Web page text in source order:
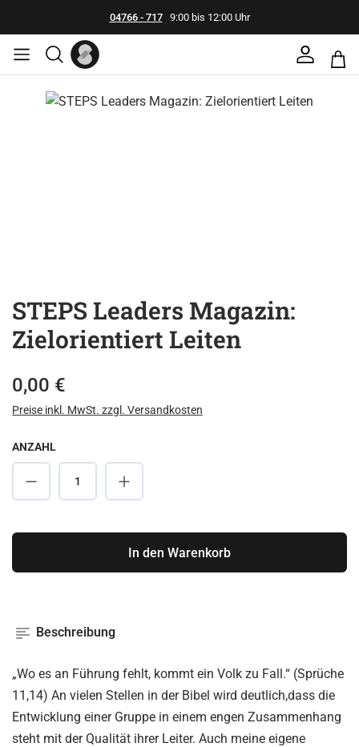
04766 - 7179:00 bis 12:00 Uhr
Bildergalerie überspringen
STEPS Leaders Magazin:
Zielorientiert Leiten
Regulärer Preis:
0,00 €
Preise inkl. MwSt. zzgl. Versandkosten
ANZAHL
Produkt Anzahl: Gib den gewünschten
In den Warenkorb
Beschreibung
„Wo es an Führung fehlt, kommt ein Volk zu Fall.“ (Sprüche
11,14) An vielen Stellen in der Bibel wird deutlich,dass die
Entwicklung einer Gruppe in einem engen Zusammenhang
steht mit der Qualität ihrer Leiter. Auch meine eigene